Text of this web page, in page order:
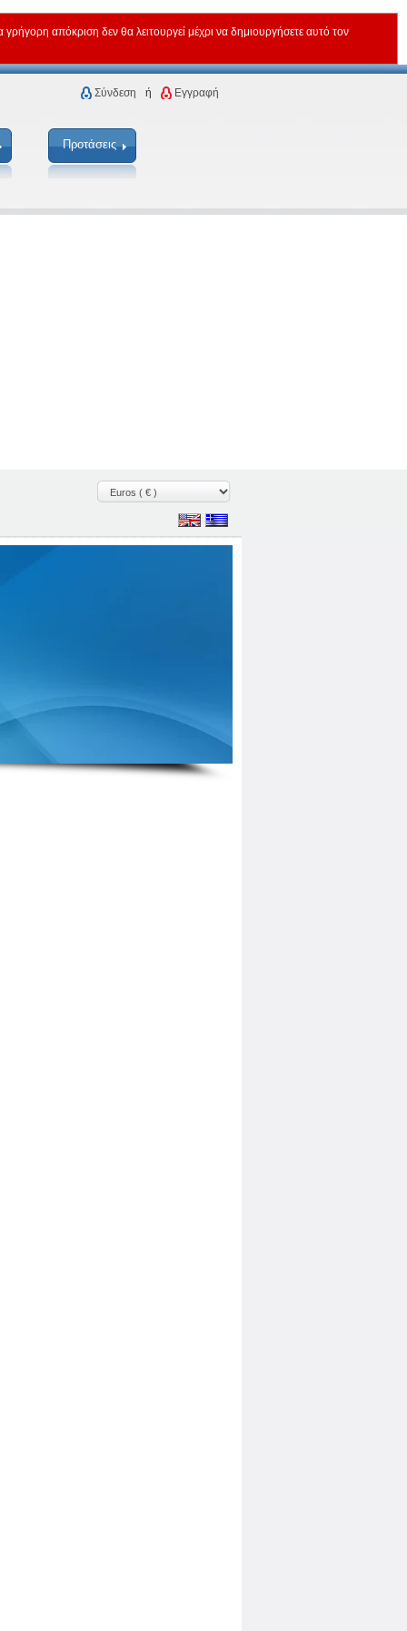
απόκριση δεν θα λειτουργεί μέχρι να δημιουργήσετε αυτό τον
Σύνδεση ή Εγγραφή
Προτάσεις